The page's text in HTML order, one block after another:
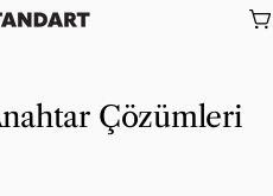
Çözümleri